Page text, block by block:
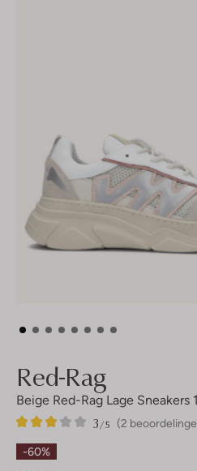
Red-Rag
Beige Red-Rag Lage Sneakers
(2
3/5
2
3
Sterren
-60%